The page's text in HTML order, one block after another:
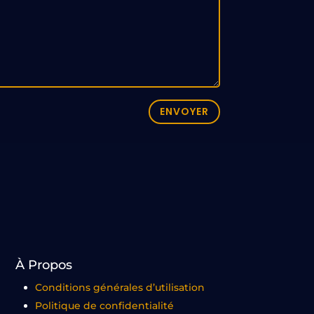
ENVOYER
À Propos
Conditions générales d’utilisation
Politique de confidentialité